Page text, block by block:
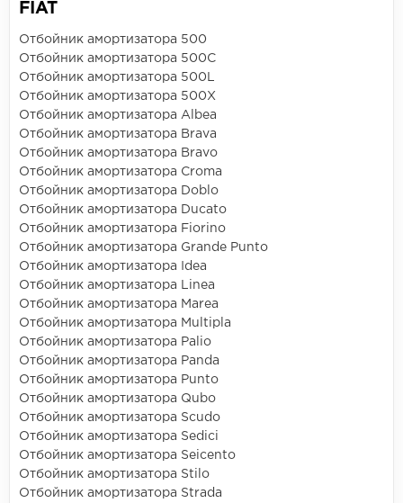
FIAT
Отбойник амортизатора 500
Отбойник амортизатора 500C
Отбойник амортизатора 500L
Отбойник амортизатора 500X
Отбойник амортизатора Albea
Отбойник амортизатора Brava
Отбойник амортизатора Bravo
Отбойник амортизатора Croma
Отбойник амортизатора Doblo
Отбойник амортизатора Ducato
Отбойник амортизатора Fiorino
Отбойник амортизатора Grande Punto
Отбойник амортизатора Idea
Отбойник амортизатора Linea
Отбойник амортизатора Marea
Отбойник амортизатора Multipla
Отбойник амортизатора Palio
Отбойник амортизатора Panda
Отбойник амортизатора Punto
Отбойник амортизатора Qubo
Отбойник амортизатора Scudo
Отбойник амортизатора Sedici
Отбойник амортизатора Seicento
Отбойник амортизатора Stilo
Отбойник амортизатора Strada